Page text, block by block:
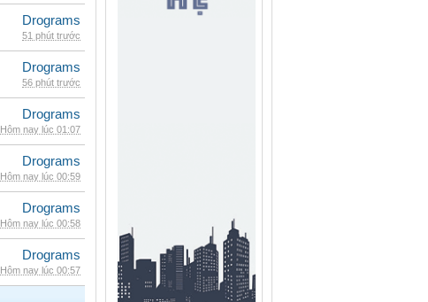
Drograms
51 phút trước
Drograms
56 phút trước
Drograms
Hôm nay lúc 01:07
Drograms
Hôm nay lúc 00:59
Drograms
Hôm nay lúc 00:58
Drograms
Hôm nay lúc 00:57